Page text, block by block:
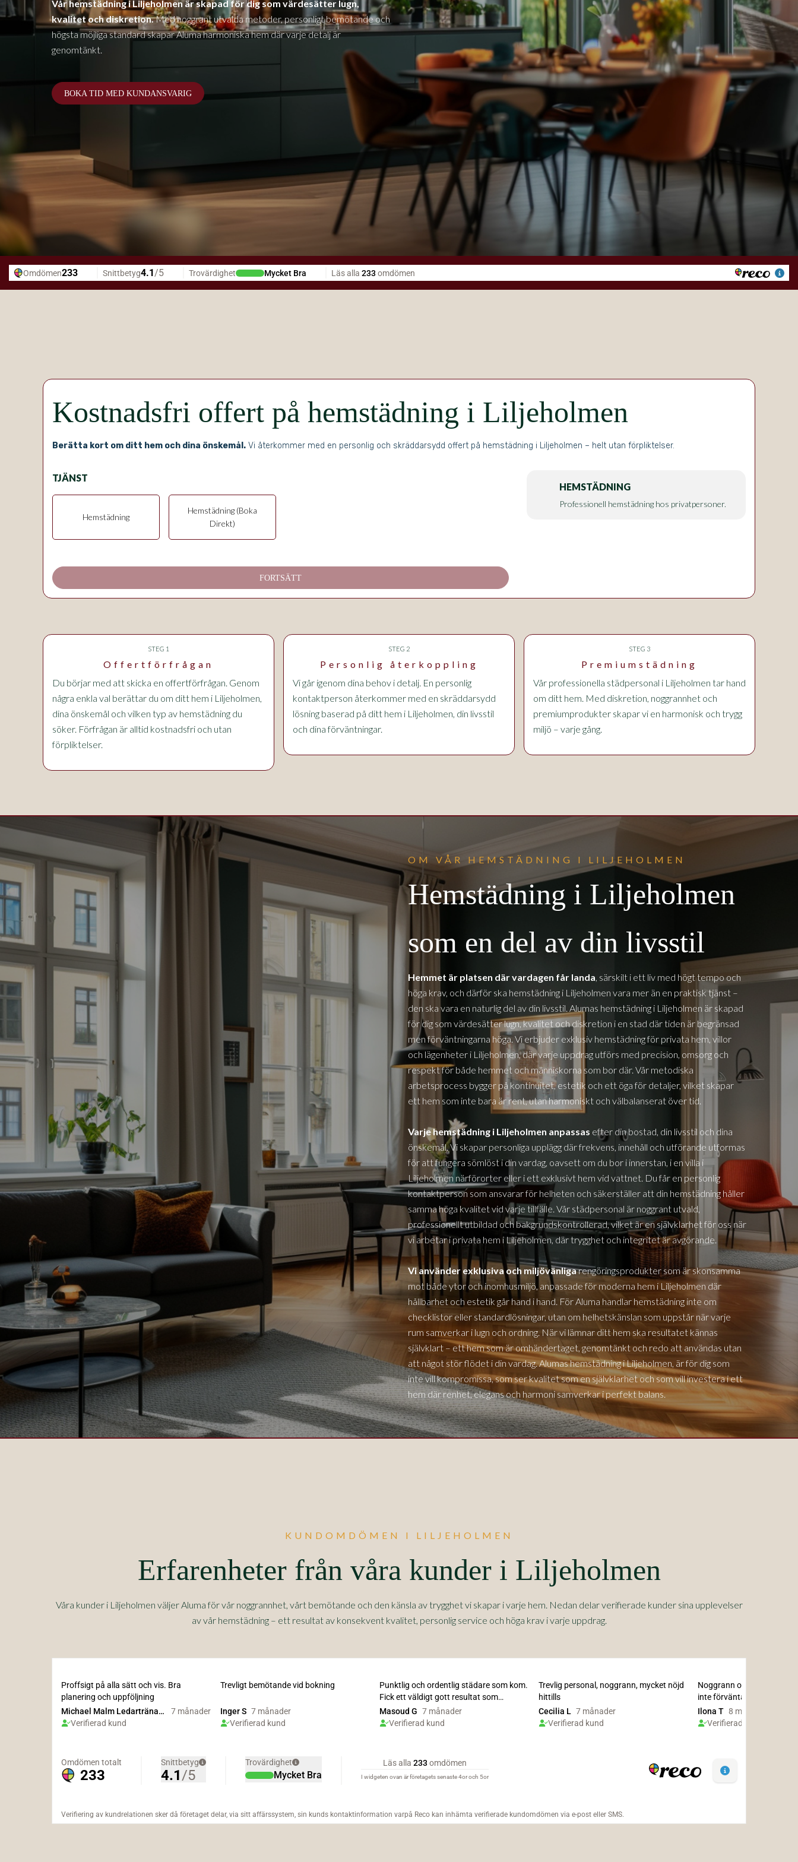
Vår hemstädning i Liljeholmen är skapad för dig som värdesätter lugn,
kvalitet och diskretion.Med noggrant utvalda metoder, personligt bemötande och
högsta möjliga standard skapar Aluma harmoniska hem där varje detalj är
genomtänkt.
BOKA TID MED KUNDANSVARIG
Kostnadsfri offert på hemstädning i Liljeholmen
Berätta kort om ditt hem och dina önskemål. Vi återkommer med en personlig och skräddarsydd offert på hemstädning i Liljeholmen – helt utan förpliktelser.
TJÄNST
Hemstädning
Hemstädning (Boka
Direkt)
FORTSÄTT
HEMSTÄDNING
Professionell hemstädning hos privatpersoner.
STEG 1
Offertförfrågan
Du börjar med att skicka en offertförfrågan. Genom
några enkla val berättar du om ditt hem i Liljeholmen,
dina önskemål och vilken typ av hemstädning du
söker. Förfrågan är alltid kostnadsfri och utan
förpliktelser.
STEG 2
Personlig återkoppling
Vi går igenom dina behov i detalj. En personlig
kontaktperson återkommer med en skräddarsydd
lösning baserad på ditt hem i Liljeholmen, din livsstil
och dina förväntningar.
STEG 3
Premiumstädning
Vår professionella städpersonal i Liljeholmen tar hand
om ditt hem. Med diskretion, noggrannhet och
premiumprodukter skapar vi en harmonisk och trygg
miljö – varje gång.
OM VÅR HEMSTÄDNING I LILJEHOLMEN
Hemstädning i Liljeholmen
som en del av din livsstil
Hemmet är platsen där vardagen får landa, särskilt i ett liv med högt tempo och
höga krav, och därför ska hemstädning i Liljeholmen vara mer än en praktisk tjänst –
den ska vara en naturlig del av din livsstil. Alumas hemstädning i Liljeholmen är skapad
för dig som värdesätter lugn, kvalitet och diskretion i en stad där tiden är begränsad
men förväntningarna höga. Vi erbjuder exklusiv hemstädning för privata hem, villor
och lägenheter i Liljeholmen, där varje uppdrag utförs med precision, omsorg och
respekt för både hemmet och människorna som bor där. Vår metodiska
arbetsprocess bygger på kontinuitet, estetik och ett öga för detaljer, vilket skapar
ett hem som inte bara är rent, utan harmoniskt och välbalanserat över tid.
Varje hemstädning i Liljeholmen anpassas efter din bostad, din livsstil och dina
önskemål. Vi skapar personliga upplägg där frekvens, innehåll och utförande utformas
för att fungera sömlöst i din vardag, oavsett om du bor i innerstan, i en villa i
Liljeholmennärförorter eller i ett exklusivt hem vid vattnet. Du får en personlig
kontaktperson som ansvarar för helheten och säkerställer att din hemstädning håller
samma höga kvalitet vid varje tillfälle. Vår städpersonal är noggrant utvald,
professionellt utbildad och bakgrundskontrollerad, vilket är en självklarhet för oss när
vi arbetar i privata hem i Liljeholmen, där trygghet och integritet är avgörande.
Vi använder exklusiva och miljövänligarengöringsprodukter som är skonsamma
mot både ytor och inomhusmiljö, anpassade för moderna hem i Liljeholmen där
hållbarhet och estetik går hand i hand. För Aluma handlar hemstädning inte om
checklistor eller standardlösningar, utan om helhetskänslan som uppstår när varje
rum samverkar i lugn och ordning. När vi lämnar ditt hem ska resultatet kännas
självklart – ett hem som är omhändertaget, genomtänkt och redo att användas utan
att något stör flödet i din vardag. Alumas hemstädning iLiljeholmen, är för dig som
inte vill kompromissa, som ser kvalitet som en självklarhet och som vill investera i ett
hem där renhet, elegans och harmoni samverkar i perfekt balans.
KUNDOMDÖMEN I LILJEHOLMEN
Erfarenheter från våra kunder i Liljeholmen
Våra kunder i Liljeholmen väljer Aluma för vår noggrannhet, vårt bemötande och den känsla av trygghet vi skapar i varje hem. Nedan delar verifierade kunder sina upplevelser
av vår hemstädning – ett resultat av konsekvent kvalitet, personlig service och höga krav i varje uppdrag.